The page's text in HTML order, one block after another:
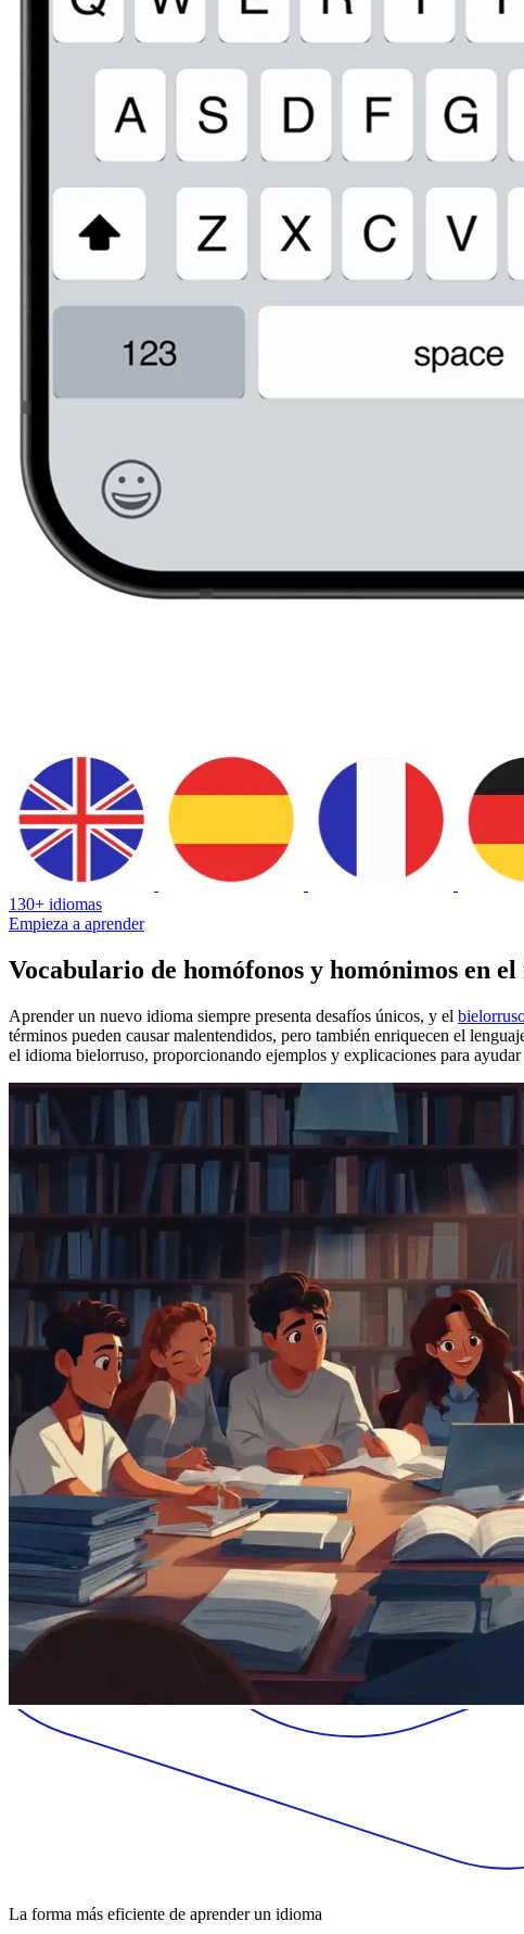
130+ idiomas
Empieza a aprender
Vocabulario de homófonos y homónimos en
Aprender un nuevo idioma siempre presenta desafíos únicos, y el
términos pueden causar malentendidos, pero también enriquecen el
el idioma bielorruso, proporcionando ejemplos y explicaciones para ayudar
La forma más eficiente de aprender un idioma